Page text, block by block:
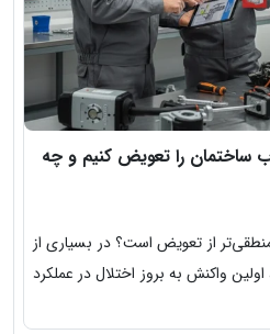
ساختمان را تعویض کنیم و چه
از تعویض است؟ در بسیاری از
واکنش به بروز اختلال در عملکرد